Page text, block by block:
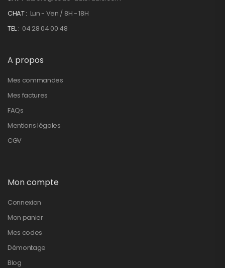
CHAT : Lun - Ven / 8H - 18H
TEL : 04 28 04 00 48
A propos
Mes commandes
Mes factures
FAQs
Mentions légales
CGV
Mon compte
Connexion
Mon panier
Mes codes
Démontage
Blog